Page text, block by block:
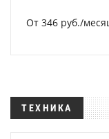
От 346 руб./
ТЕХНИКА